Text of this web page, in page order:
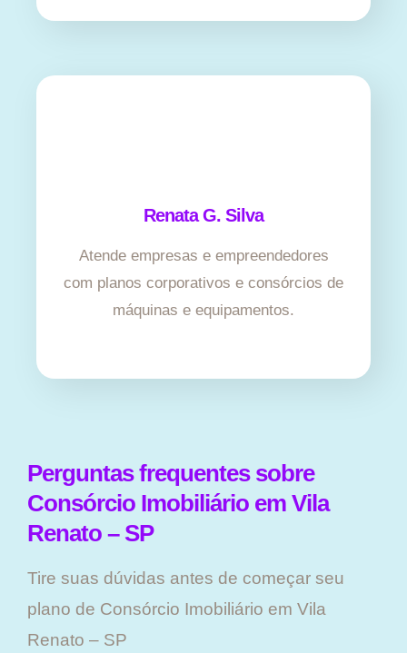
Renata G. Silva
Atende empresas e empreendedores
com planos corporativos e consórcios de
máquinas e equipamentos.
Perguntas frequentes sobre
Consórcio Imobiliário em Vila
Renato – SP
Tire suas dúvidas antes de começar seu
plano ​de Consórcio Imobiliário em Vila
Renato – SP